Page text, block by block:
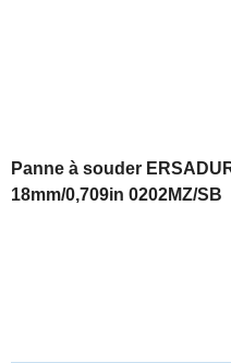
Panne à souder
18mm/0,709in 0202MZ/SB